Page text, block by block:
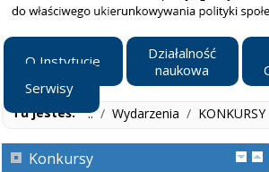
O Instytucie
Działalność
naukowa
Serwisy
Tu jesteś: ../ Wydarzenia / KONKURSY
Konkursy